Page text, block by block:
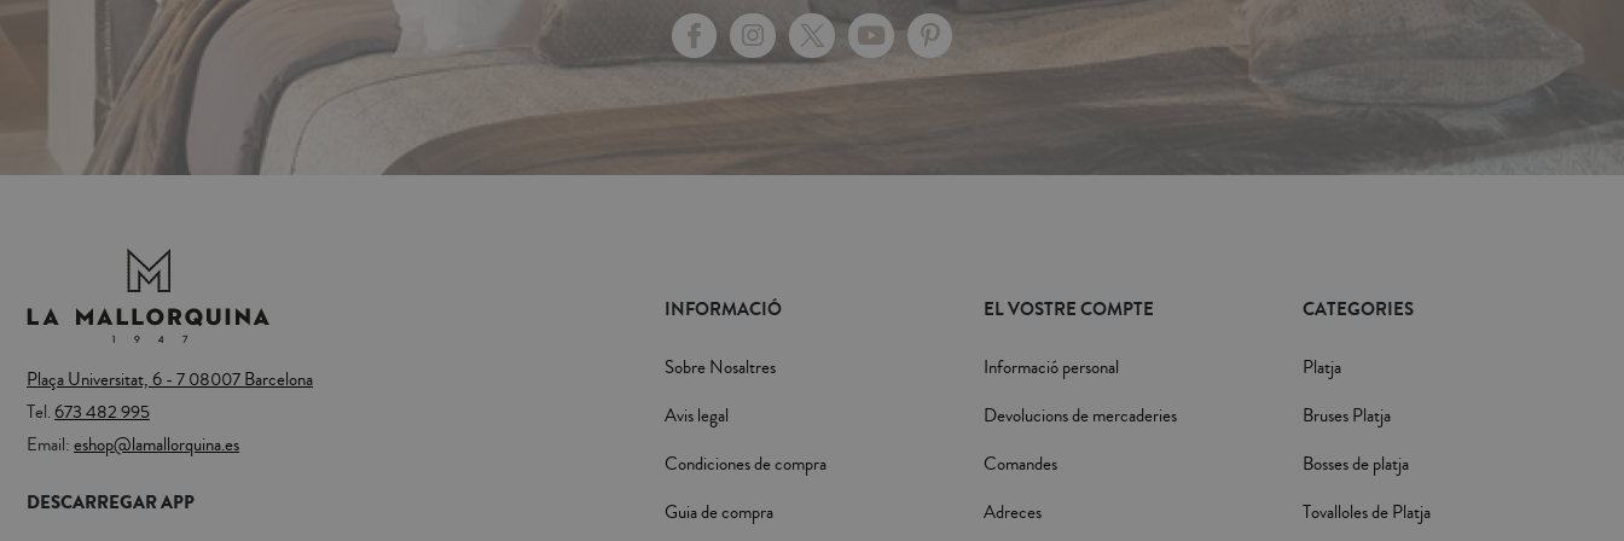
Plaça Universitat, 6 - 7 08007 Barcelona
Tel.673 482 995
Email:eshop@lamallorquina.es
DESCARREGAR APP
INFORMACIÓ
Sobre Nosaltres
Avis legal
Condiciones de compra
Guia de compra
EL VOSTRE COMPTE
Informació personal
Devolucions de mercaderies
Comandes
Adreces
CATEGORIES
Platja
Bruses Platja
Bosses de platja
Tovalloles de Platja